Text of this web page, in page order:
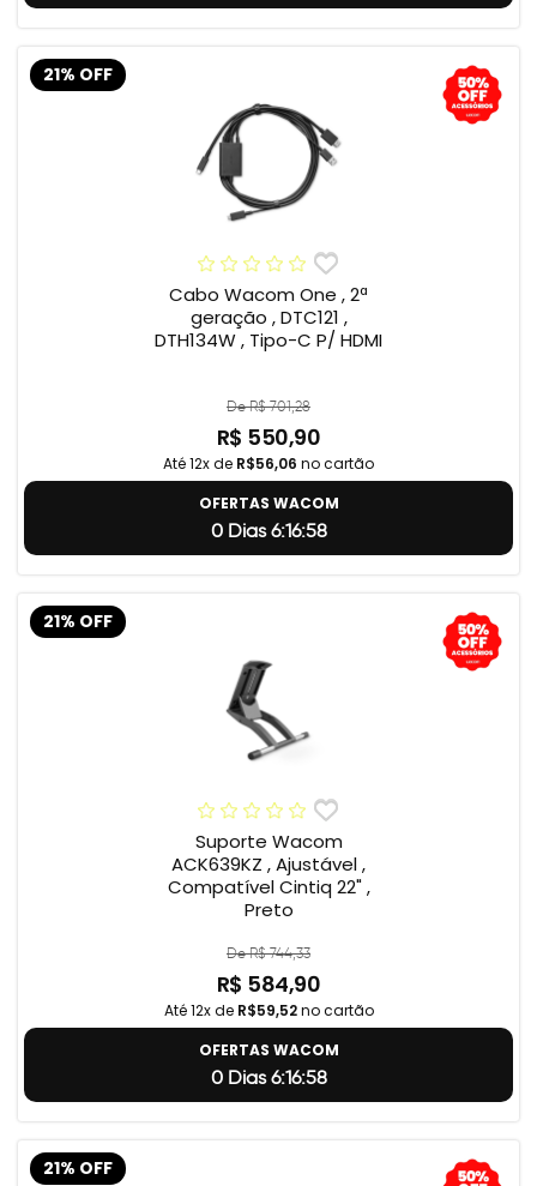
21% OFF
Cabo Wacom One , 2ª
geração , DTC121 ,
DTH134W , Tipo-C P/ HDMI
De R$ 701,28
R$ 550,90
Até 12x de R$56,06 no cartão
OFERTAS WACOM
0 Dias 6:16:57
21% OFF
Suporte Wacom
ACK639KZ , Ajustável ,
Compatível Cintiq 22" ,
Preto
De R$ 744,33
R$ 584,90
Até 12x de R$59,52no cartão
OFERTAS WACOM
0 Dias 6:16:57
21% OFF